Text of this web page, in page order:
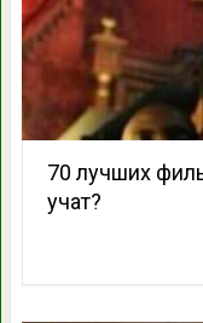
70 лучших
учат?